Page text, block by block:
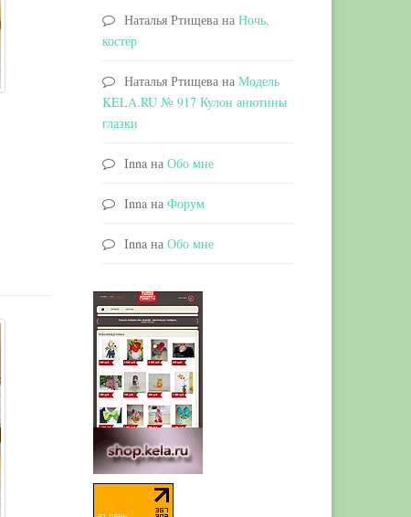
Наталья Ртищевана Ночь,
костер
Наталья Ртищевана Модель
KELA.RU № 917 Кулон анютины
глазки
Innaна Обо мне
Innaна Форум
Innaна Обо мне